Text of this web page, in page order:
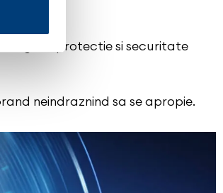
asigura protectie si securitate
neindraznind sa se apropie.